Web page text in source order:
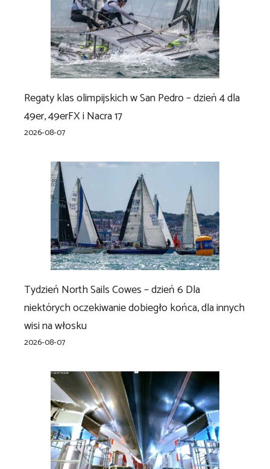
Regaty klas olimpijskich w San Pedro – dzień 4 dla
49er, 49erFX i Nacra 17
2026-08-07
Tydzień North Sails Cowes – dzień 6 Dla
niektórych oczekiwanie dobiegło końca, dla innych
wisi na włosku
2026-08-07